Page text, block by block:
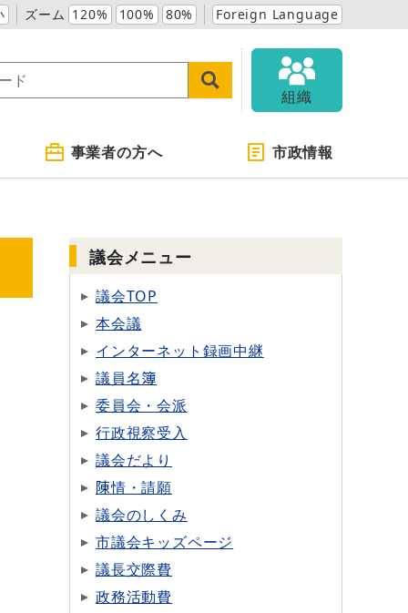
ズーム 120% 100% 80% Foreign Language
組織
事業者の方へ 市政情報
議会メニュー
議会TOP
本会議
インターネット録画中継
議員名簿
委員会・会派
行政視察受入
議会だより
陳情・請願
議会のしくみ
市議会キッズページ
議長交際費
政務活動費